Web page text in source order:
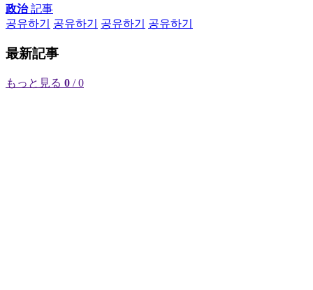
政治記事
공유하기
공유하기 공유하기 공유하기
最新記事
もっと見る 0 / 0